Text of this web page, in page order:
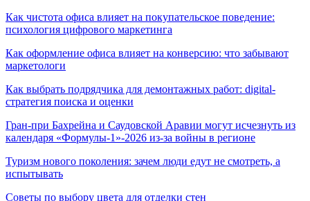
Как чистота офиса влияет на покупательское поведение:
психология цифрового маркетинга
Как оформление офиса влияет на конверсию: что забывают
маркетологи
Как выбрать подрядчика для демонтажных работ: digital-
стратегия поиска и оценки
Гран-при Бахрейна и Саудовской Аравии могут исчезнуть из
календаря «Формулы-1»-2026 из-за войны в регионе
Туризм нового поколения: зачем люди едут не смотреть, а
испытывать
Советы по выбору цвета для отделки стен